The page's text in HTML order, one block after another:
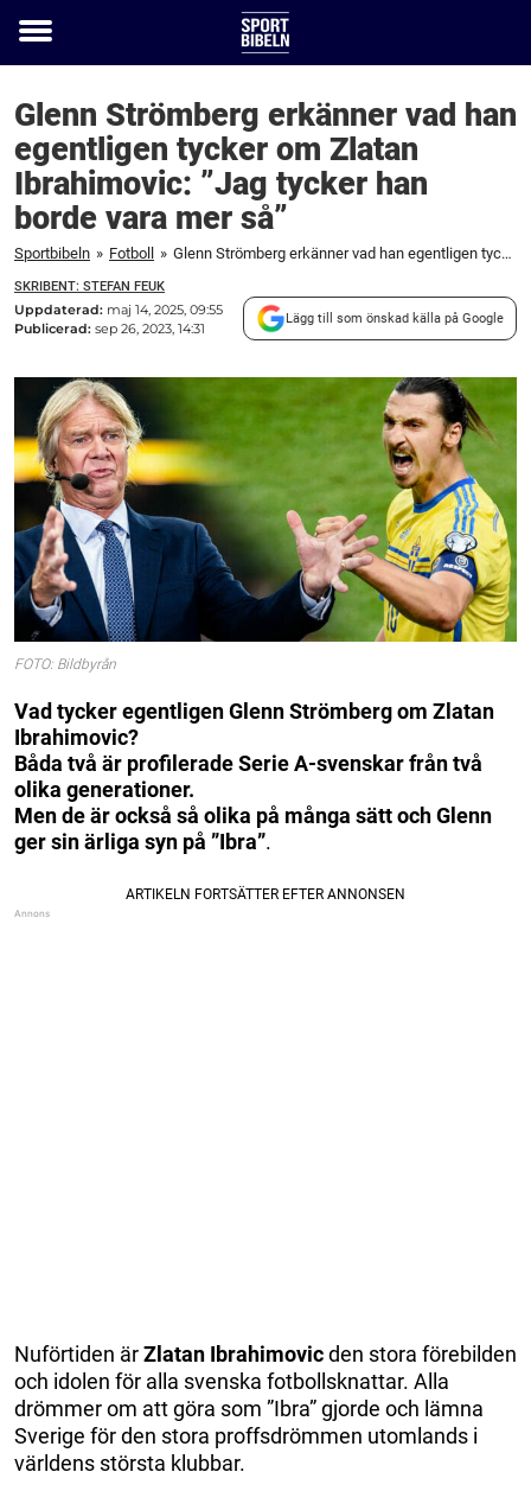
Toggle
Glenn Strömberg erkänner vad han
egentligen tycker om Zlatan
Ibrahimovic: ”Jag tycker han
borde vara mer så”
Sportbibeln » Fotboll » Glenn Strömberg erkänner vad han egentligen tycker om Zlatan Ibrahimovic: "Jag tycker han borde vara mer så"
SKRIBENT: STEFAN FEUK
Uppdaterad: maj 14, 2025, 09:55
Publicerad: sep 26, 2023, 14:31
Lägg till som önskad källa på Google
FOTO: Bildbyrån
Vad tycker egentligen Glenn Strömberg om Zlatan
Ibrahimovic?
Båda två är profilerade Serie A-svenskar från två
olika generationer.
Men de är också så olika på många sätt och Glenn
ger sin ärliga syn på ”Ibra”.
Nuförtiden ärZlatan Ibrahimovicden stora förebilden
och idolen för alla svenska fotbollsknattar. Alla
drömmer om att göra som ”Ibra” gjorde och lämna
Sverige för den stora proffsdrömmen utomlands i
världens största klubbar.